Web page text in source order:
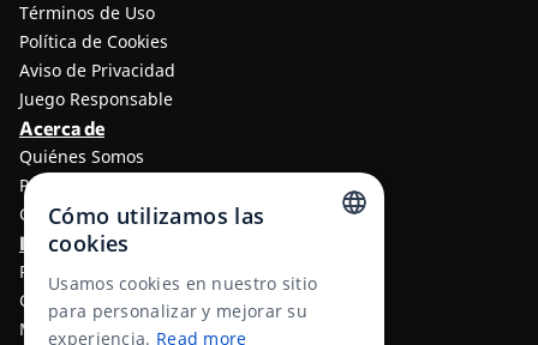
Términos de Uso
Política de Cookies
Aviso de Privacidad
Juego Responsable
Acerca de
Quiénes Somos
Programa de afiliados a TheLotter
Contáctenos
Información
Resultados de lotería
Centro de ayuda
Métodos de Pago
RUSSIAN
Cómo utilizamos las
cookies
Usamos cookies en nuestro sitio
para personalizar y mejorar su
experiencia. Read more